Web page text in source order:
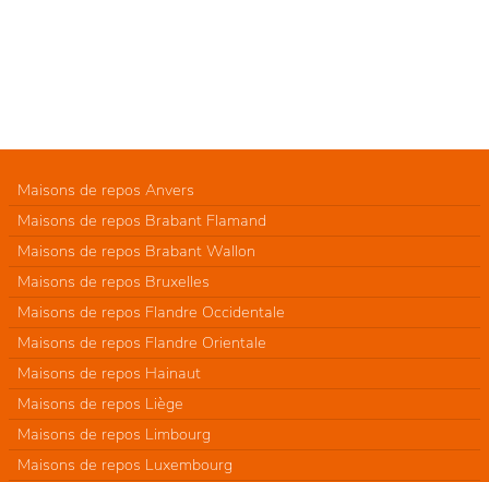
Maisons de repos Anvers
Maisons de repos Brabant Flamand
Maisons de repos Brabant Wallon
Maisons de repos Bruxelles
Maisons de repos Flandre Occidentale
Maisons de repos Flandre Orientale
Maisons de repos Hainaut
Maisons de repos Liège
Maisons de repos Limbourg
Maisons de repos Luxembourg